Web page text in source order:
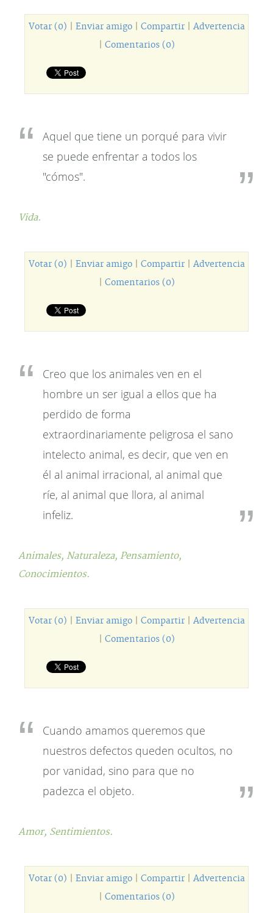
Votar (0) Enviar amigo| Compartir| Advertencia
Comentarios (0)
Aquel que tiene un porqué para vivir
se puede enfrentar a todos los
"cómos".
Vida.
Votar (0) Enviar amigo| Compartir| Advertencia
Comentarios (0)
Creo que los animales ven en el
hombre un ser igual a ellos que ha
perdido de forma
extraordinariamente peligrosa el sano
intelecto animal, es decir, que ven en
él al animal irracional, al animal que
ríe, al animal que llora, al animal
infeliz.
Animales, Naturaleza, Pensamiento,
Conocimientos.
Votar (0) Enviar amigo| Compartir| Advertencia
Comentarios (0)
Cuando amamos queremos que
nuestros defectos queden ocultos, no
por vanidad, sino para que no
padezca el objeto.
Amor, Sentimientos.
Votar (0) Enviar amigo| Compartir| Advertencia
Comentarios (0)